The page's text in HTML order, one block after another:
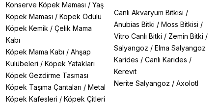
Konserve Köpek Maması / Yaş
Köpek Maması / Köpek Ödülü
Köpek Kemik / Çelik Mama
Kabı
Köpek Mama Kabı / Ahşap
Kulübeleri / Köpek Yatakları
Köpek Gezdirme Tasması
Köpek Taşıma Çantaları / Metal
Köpek Kafesleri / Köpek Çitleri
Canlı Akvaryum Bitkisi /
Anubias Bitki / Moss Bitkisi /
Vitro Canlı Bitki / Zemin Bitki /
Salyangoz / Elma Salyangoz
Karides / Canlı Karides /
Kerevit
Nerite Salyangoz / Axolotl